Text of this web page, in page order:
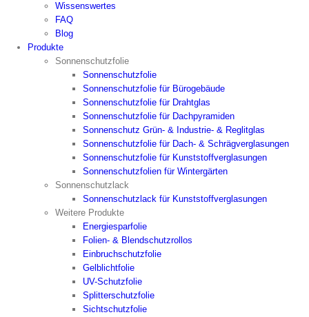
Wissenswertes
FAQ
Blog
Produkte
Sonnenschutzfolie
Sonnenschutzfolie
Sonnenschutzfolie für Bürogebäude
Sonnenschutzfolie für Drahtglas
Sonnenschutzfolie für Dachpyramiden
Sonnenschutz Grün- & Industrie- & Reglitglas
Sonnenschutzfolie für Dach- & Schrägverglasungen
Sonnenschutzfolie für Kunststoffverglasungen
Sonnenschutzfolien für Wintergärten
Sonnenschutzlack
Sonnenschutzlack für Kunststoffverglasungen
Weitere Produkte
Energiesparfolie
Folien- & Blendschutzrollos
Einbruchschutzfolie
Gelblichtfolie
UV-Schutzfolie
Splitterschutzfolie
Sichtschutzfolie